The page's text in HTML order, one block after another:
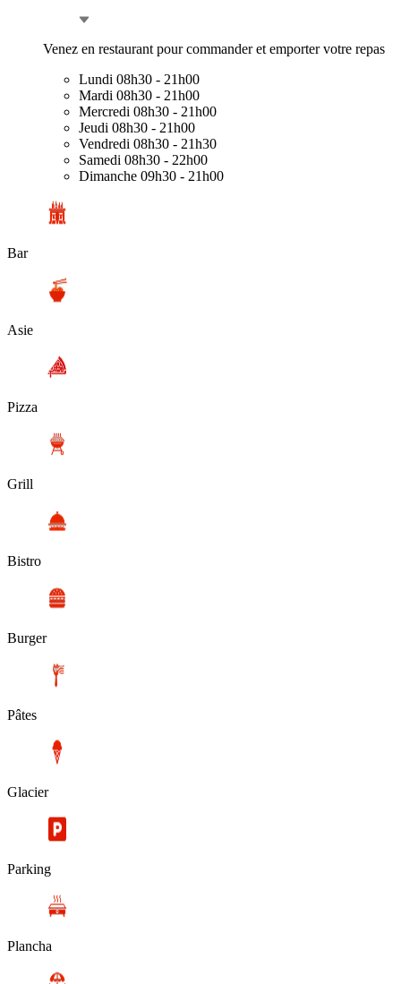
Venez en restaurant pour commander et emporter votre repas
Lundi 08h30 - 21h00
Mardi 08h30 - 21h00
Mercredi 08h30 - 21h00
Jeudi 08h30 - 21h00
Vendredi 08h30 - 21h30
Samedi 08h30 - 22h00
Dimanche 09h30 - 21h00
Bar
Asie
Pizza
Grill
Bistro
Burger
Pâtes
Glacier
Parking
Plancha